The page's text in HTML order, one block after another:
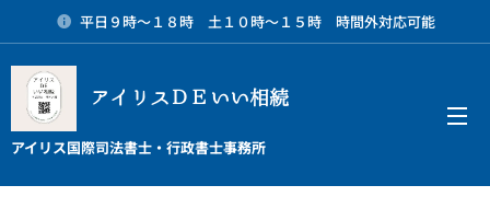
平日９時～１８時 土１０時～１５時 時間外対応可能
アイリスＤＥいい相続
アイリス国際司法書士・行政書士事務所